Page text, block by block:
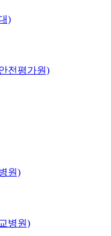
)
전평가원)
원)
병원)